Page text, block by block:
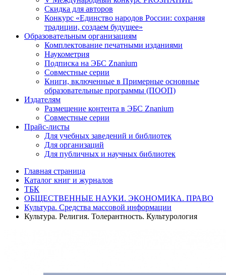
Скидка для авторов
Конкурс «Единство народов России: сохраняя
традиции, создаем будущее»
Образовательным организациям
Комплектование печатными изданиями
Наукометрия
Подписка на ЭБС Znanium
Совместные серии
Книги, включенные в Примерные основные
образовательные программы (ПООП)
Издателям
Размещение контента в ЭБС Znanium
Совместные серии
Прайс-листы
Для учебных заведений и библиотек
Для организаций
Для публичных и научных библиотек
Главная страница
Каталог книг и журналов
ТБК
ОБЩЕСТВЕННЫЕ НАУКИ. ЭКОНОМИКА. ПРАВО
Культура. Средства массовой информации
Культура. Религия. Толерантность. Культурология